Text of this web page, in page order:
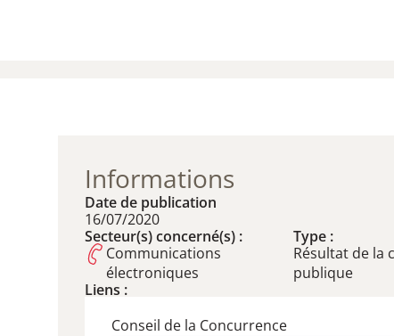
Informations
Date de publication
16/07/2020
Secteur(s) concerné(s) :
Communications
électroniques
Type :
Résultat de la
publique
Liens :
Conseil de la Concurrence